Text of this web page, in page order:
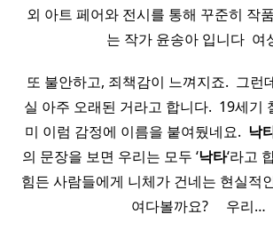
외 아트 페어와 전시를 통해 꾸준히 작
는 작가 윤송아 입니다 ​ 여
또 불안하고, 죄책감이 느껴지죠. ​ 그런
실 아주 오래된 거라고 합니다. ​ 19세기
미 이럼 감정에 이름을 붙여뒀네요. ​ 낙
의 문장을 보면 우리는 모두 ‘낙타‘라고
힘든 사람들에게 니체가 건네는 현실적
여다볼까요? ​ ​ ​ ​ 우리…